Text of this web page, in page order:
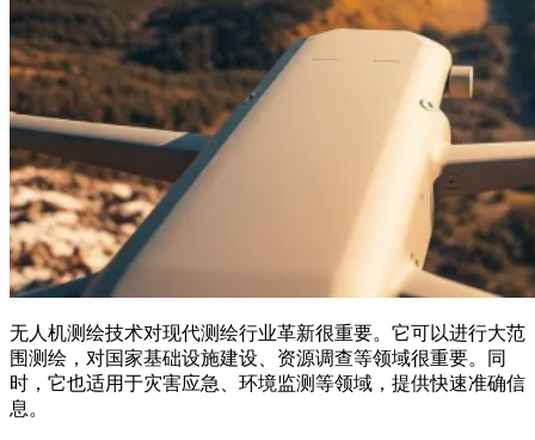
无人机测绘技术对现代测绘行业革新很重要。它可以进行大范
围测绘，对国家基础设施建设、资源调查等领域很重要。同
时，它也适用于灾害应急、环境监测等领域，提供快速准确信
息。